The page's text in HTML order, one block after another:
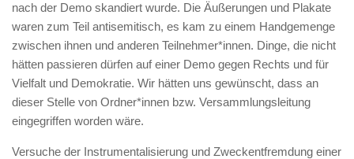
nach der Demo skandiert wurde. Die Äußerungen und Plakate
waren zum Teil antisemitisch, es kam zu einem Handgemenge
zwischen ihnen und anderen Teilnehmer*innen. Dinge, die nicht
hätten passieren dürfen auf einer Demo gegen Rechts und für
Vielfalt und Demokratie. Wir hätten uns gewünscht, dass an
dieser Stelle von Ordner*innen bzw. Versammlungsleitung
eingegriffen worden wäre.
Versuche der Instrumentalisierung und Zweckentfremdung einer